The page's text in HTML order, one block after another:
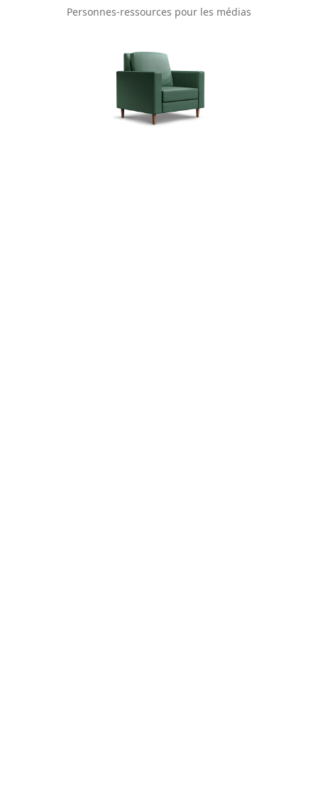
Personnes-ressources pour les médias